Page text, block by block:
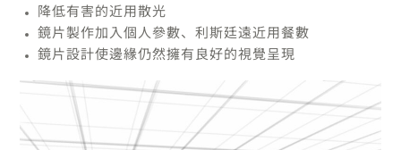
降低有害的近用散光
鏡片製作加入個人參數、利斯廷遠近用餐數
鏡片設計使邊緣仍然擁有良好的視覺呈現